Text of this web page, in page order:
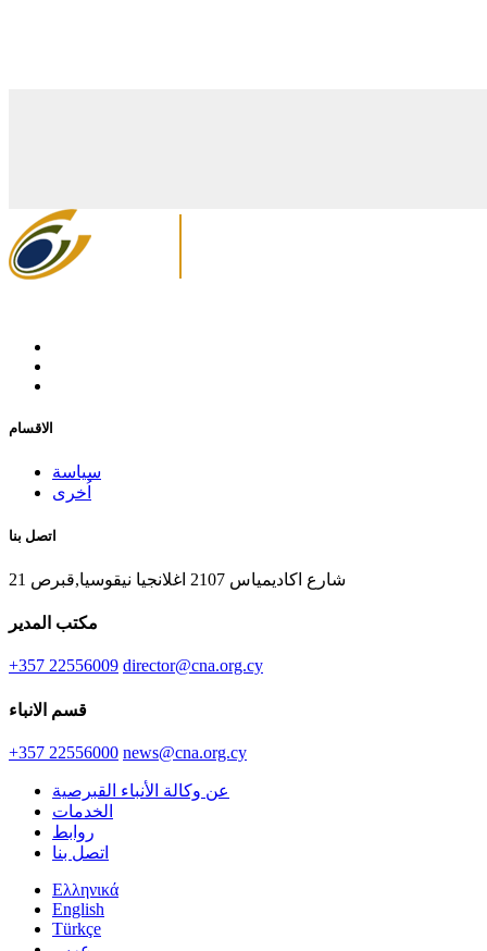
الاقسام
سياسة
اُخرى
اتصل بنا
21 شارع اكاديمياس 2107 اغلانجيا نيقوسيا,قبرص
مكتب المدير
+357 22556009 director@cna.org.cy
قسم الانباء
+357 22556000 news@cna.org.cy
عن وكالة الأنباء القبرصية
الخدمات
روابط
اتصل بنا
Ελληνικά
English
Türkçe